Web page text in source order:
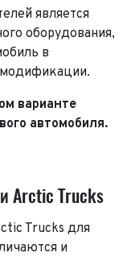
является
оборудования,
в
варианте
автомобиля.
Arctic Trucks
Trucks для
и
в рабочее
пояс.
обработке